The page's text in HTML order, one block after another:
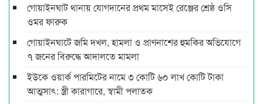
গোয়াইনঘাট থানায় যোগদানের প্রথম মাসেই রেঞ্জের শ্রেষ্ঠ ওসি
ওমর ফারুক
গোয়াইনঘাটে জমি দখল, হামলা ও প্রাণনাশের হুমকির অভিযোগে
৭ জনের বিরুদ্ধে আদালতে মামলা
ইউকে ওয়ার্ক পারমিটের নামে ৩ কোটি ৬০ লাখ কোটি টাকা
আত্মসাৎ: স্ত্রী কারাগারে, স্বামী পলাতক